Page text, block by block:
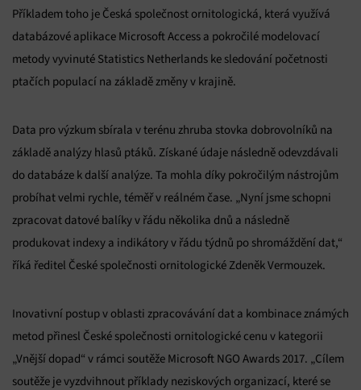
Příkladem toho je Česká společnost ornitologická, která využívá
databázové aplikace Microsoft Access a pokročilé modelovací
metody vyvinuté Statistics Netherlands ke sledování početnosti
ptačích populací na základě změny v krajině.
Data pro výzkum sbírala v terénu zhruba stovka dobrovolníků na
základě analýzy hlasů ptáků. Získané údaje následně odevzdávali
do databáze k další analýze. Ta mohla díky pokročilým nástrojům
probíhat velmi rychle, téměř v reálném čase. „Nyní jsme schopni
zpracovat datové balíky v řádu několika dnů a následně
produkovat indexy a indikátory v řádu týdnů po shromáždění dat,“
říká ředitel České společnosti ornitologické Zdeněk Vermouzek.
Inovativní postup v oblasti zpracovávání dat a kombinace známých
metod přinesl České společnosti ornitologické cenu v kategorii
„Vnější dopad“ v rámci soutěže Microsoft NGO Awards 2017. „Cílem
soutěže je vyzdvihnout příklady neziskových organizací, které se